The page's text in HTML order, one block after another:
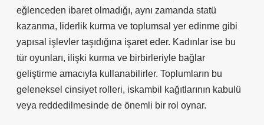
eğlenceden ibaret olmadığı, aynı zamanda statü
kazanma, liderlik kurma ve toplumsal yer edinme gibi
yapısal işlevler taşıdığına işaret eder. Kadınlar ise bu
tür oyunları, ilişki kurma ve birbirleriyle bağlar
geliştirme amacıyla kullanabilirler. Toplumların bu
geleneksel cinsiyet rolleri, iskambil kağıtlarının kabulü
veya reddedilmesinde de önemli bir rol oynar.